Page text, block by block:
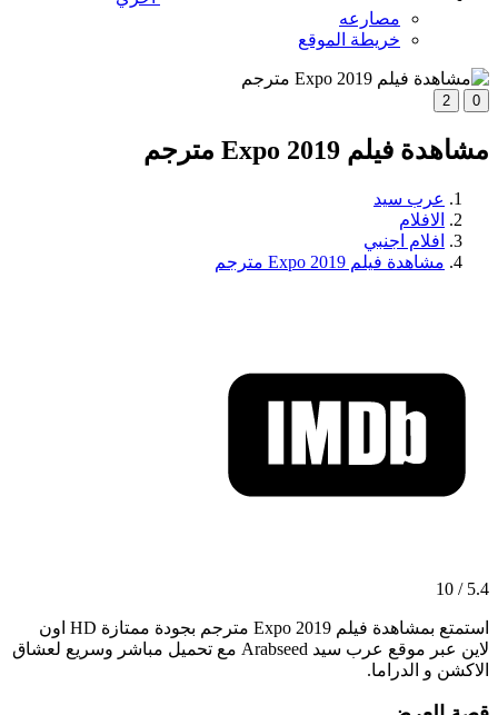
مصارعه
خريطة الموقع
0
2
مشاهدة فيلم Expo 2019 مترجم
عرب سيد
الافلام
افلام اجنبي
مشاهدة فيلم Expo 2019 مترجم
5.4 / 10
استمتع بمشاهدة فيلم Expo 2019 مترجم بجودة ممتازة HD اون
لاين عبر موقع عرب سيد Arabseed مع تحميل مباشر وسريع لعشاق
الاكشن و الدراما.